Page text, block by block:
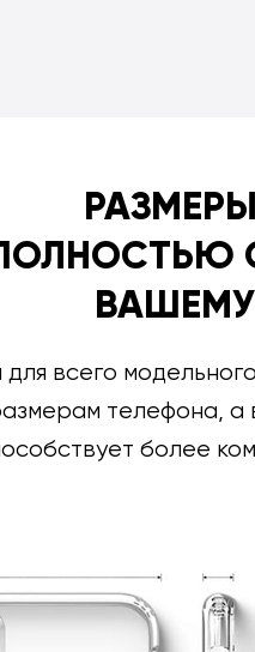
для всего
телефона, а
более